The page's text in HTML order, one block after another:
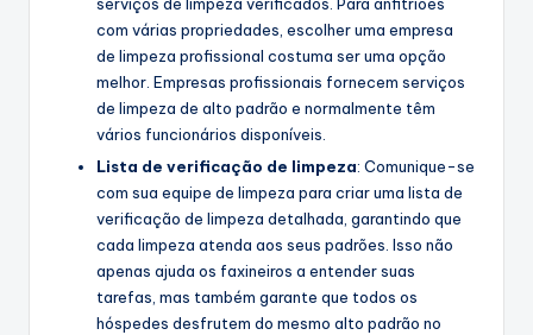
com várias propriedades, escolher uma empresa
de limpeza profissional costuma ser uma opção
melhor. Empresas profissionais fornecem serviços
de limpeza de alto padrão e normalmente têm
vários funcionários disponíveis.
Lista de verificação de limpeza: Comunique-se
com sua equipe de limpeza para criar uma lista de
verificação de limpeza detalhada, garantindo que
cada limpeza atenda aos seus padrões. Isso não
apenas ajuda os faxineiros a entender suas
tarefas, mas também garante que todos os
hóspedes desfrutem do mesmo alto padrão no